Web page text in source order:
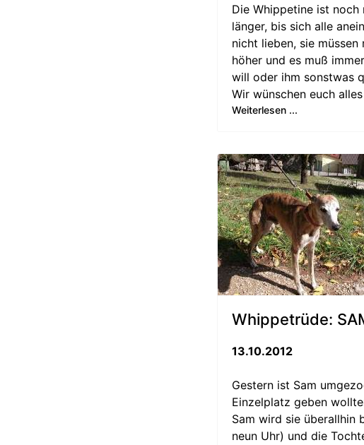
Die Whippetine ist
länger, bis sich alle
nicht lieben, sie
höher und es muß
will oder ihm sonstwas
Wir wünschen euch
Weiterlesen ...
Whippetrüde:
13.10.2012
Gestern ist Sam
Einzelplatz geben
Sam wird sie überallhin
neun Uhr) und die